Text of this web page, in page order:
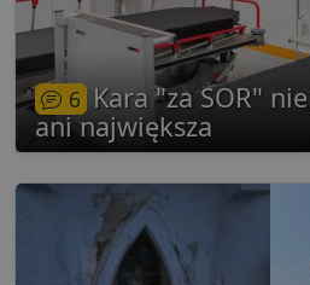
6 Kara "za SOR"
ani największa